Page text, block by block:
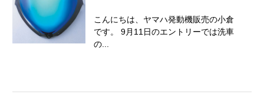
こんにちは、ヤマハ発動機販売の小倉
です。 9月11日のエントリーでは洗車
の...